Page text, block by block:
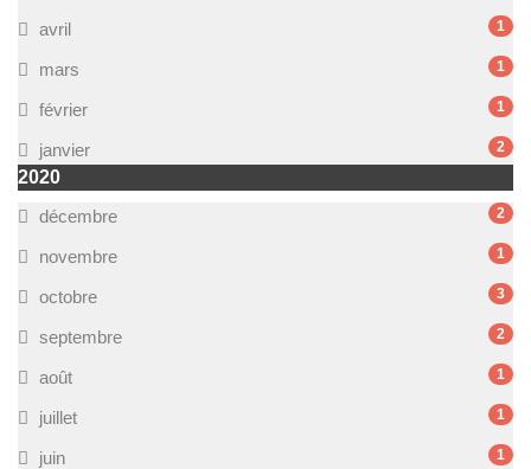
avril 1
mars 1
février 1
janvier 2
2020
décembre
2
novembre 1
octobre 3
septembre 2
août 1
juillet 1
juin 1